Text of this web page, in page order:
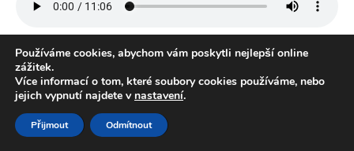
17. Za třetí je třeba oheň vyzvednout nade vše
* smyslové,
* představitelné
Používáme cookies, abychom vám poskytli nejlepší online
zážitek.
Více informací o tom, které soubory cookies používáme, nebo
jejich vypnutí najdete v nastavení.
Přijmout Odmítnout